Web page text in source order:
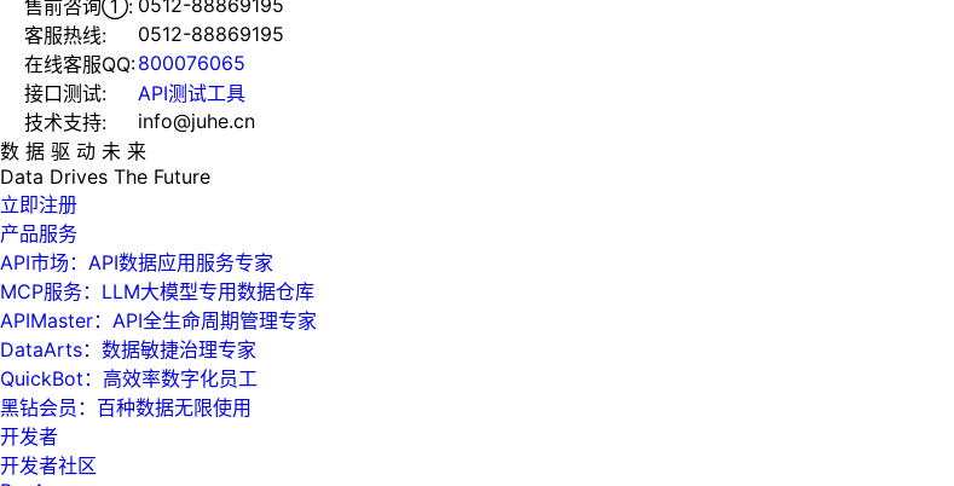
售前咨询①: 0512-88869195
客服热线:
0512-88869195
在线客服QQ:800076065
接口测试:
API测试工具
技术支持:
info@juhe.cn
数 据 驱 动 未 来
Data Drives The Future
立即注册
产品服务
API市场：API数据应用服务专家
MCP服务：LLM大模型专用数据仓库
APIMaster：API全生命周期管理专家
DataArts：数据敏捷治理专家
QuickBot：高效率数字化员工
黑钻会员：百种数据无限使用
开发者
开发者社区